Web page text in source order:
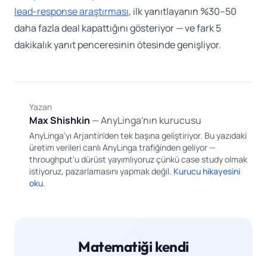
lead-response araştırması, ilk yanıtlayanın %30–50
daha fazla deal kapattığını gösteriyor — ve fark 5
dakikalık yanıt penceresinin ötesinde genişliyor.
Yazan
Max Shishkin — AnyLinga'nın kurucusu
AnyLinga'yı Arjantin'den tek başına geliştiriyor. Bu yazıdaki
üretim verileri canlı AnyLinga trafiğinden geliyor —
throughput'u dürüst yayımlıyoruz çünkü case study olmak
istiyoruz, pazarlamasını yapmak değil. Kurucu hikayesini
oku.
Matematiği kendi